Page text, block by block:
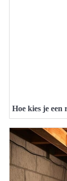
Hoe kies je een